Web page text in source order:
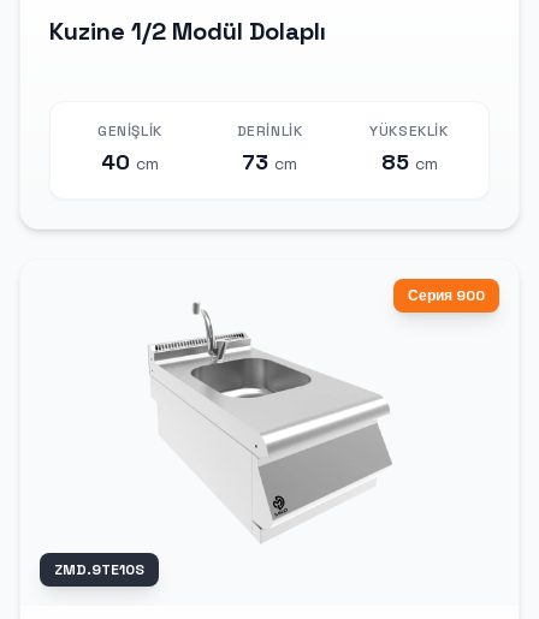
Kuzine 1/2 Modül Dolaplı
GENIŞLIK
40 cm
DERINLIK
73 cm
YÜKSEKLIK
85 cm
ZMD.9TE10S
Серия 900